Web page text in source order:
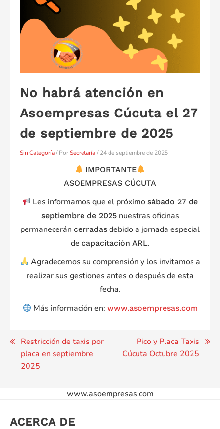
No habrá atención en
Asoempresas Cúcuta el 27
de septiembre de 2025
Sin Categoría/ PorSecretaría/24 de septiembre de 2025
IMPORTANTE
ASOEMPRESAS CÚCUTA
Les informamos que el próximosábado 27 de
septiembre de 2025nuestras oficinas
permanecerán cerradas debido a jornada especial
de capacitación ARL.
Agradecemos su comprensión y los invitamos a
realizar sus gestiones antes o después de esta
fecha.
Más información en: www.asoempresas.com
Navegación
de
Restricción de taxis por
placa en septiembre
2025
Pico y Placa Taxis
Cúcuta Octubre 2025
www.asoempresas.com
ACERCA DE